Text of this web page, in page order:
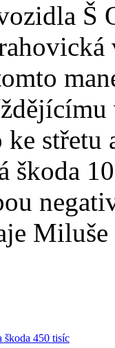
Š
střetu
škoda
škoda 450 tisíc